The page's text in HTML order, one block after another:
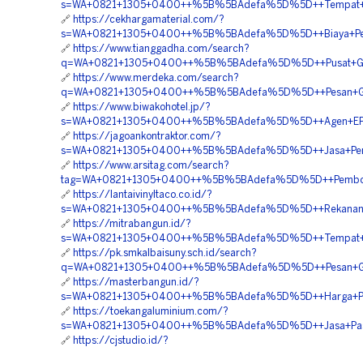
🔗 https://cekhargamaterial.com/?
🔗 https://www.tianggadha.com/search?
🔗 https://www.merdeka.com/search?
🔗 https://www.biwakohotel.jp/?
🔗 https://jagoankontraktor.com/?
🔗 https://www.arsitag.com/search?
🔗 https://lantaivinyltaco.co.id/?
🔗 https://mitrabangun.id/?
🔗 https://pk.smkalbaisuny.sch.id/search?
🔗 https://masterbangun.id/?
🔗 https://toekangaluminium.com/?
🔗 https://cjstudio.id/?